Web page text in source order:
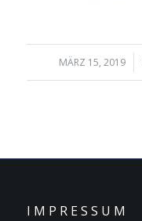
MÄRZ 15, 2019
/
I M P R E S S U M